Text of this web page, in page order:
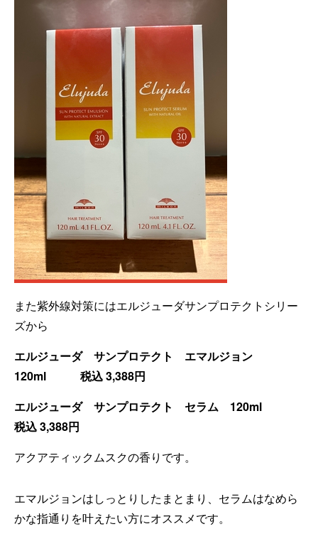
また紫外線対策にはエルジューダサンプロテクトシリー
ズから
エルジューダ サンプロテクト エマルジョン
120ml 税込 3,388円
エルジューダ サンプロテクト セラム 120ml
税込 3,388円
アクアティックムスクの香りです。
エマルジョンはしっとりしたまとまり、セラムはなめら
かな指通りを叶えたい方にオススメです。